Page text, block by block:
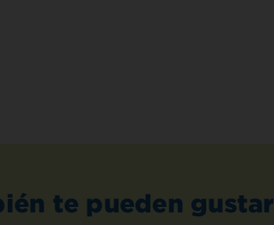
te pueden gustar